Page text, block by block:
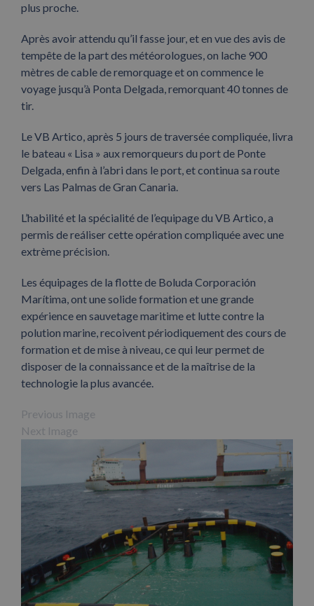
plus proche.
Après avoir attendu qu’il fasse jour, et en vue des avis de
tempête de la part des météorologues, on lache 900
mètres de cable de remorquage et on commence le
voyage jusqu’à Ponta Delgada, remorquant 40 tonnes de
tir.
Le VB Artico, après 5 jours de traversée compliquée, livra
le bateau « Lisa » aux remorqueurs du port de Ponte
Delgada, enfin à l’abri dans le port, et continua sa route
vers Las Palmas de Gran Canaria.
L’habilité et la spécialité de l’equipage du VB Artico, a
permis de reáliser cette opération compliquée avec une
extrème précision.
Les équipages de la flotte de Boluda Corporación
Marítima, ont une solide formation et une grande
expérience en sauvetage maritime et lutte contre la
polution marine, recoivent périodiquement des cours de
formation et de mise à niveau, ce qui leur permet de
disposer de la connaissance et de la maîtrise de la
technologie la plus avancée.
Previous Image
Next Image